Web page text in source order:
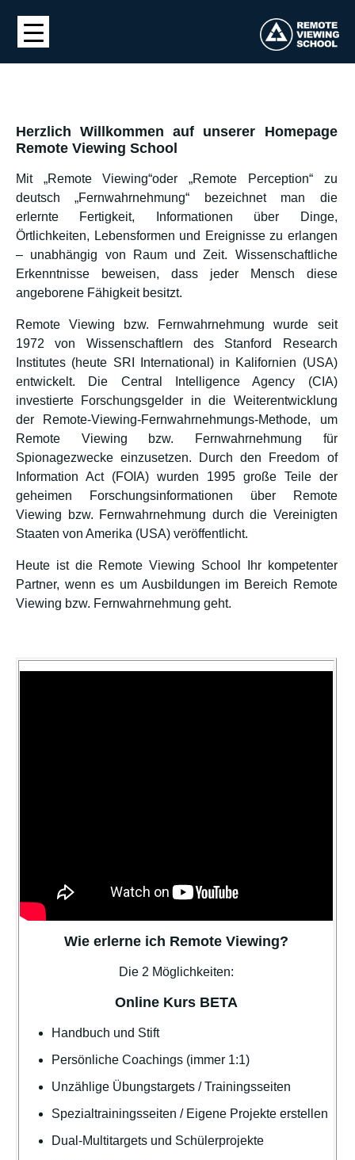
Herzlich Willkommen auf unserer Homepage
Remote Viewing School
Mit „Remote Viewing“oder „Remote Perception“ zu
deutsch „Fernwahrnehmung“ bezeichnet man die
erlernte Fertigkeit, Informationen über Dinge,
Örtlichkeiten, Lebensformen und Ereignisse zu erlangen
– unabhängig von Raum und Zeit. Wissenschaftliche
Erkenntnisse beweisen, dass jeder Mensch diese
angeborene Fähigkeit besitzt.
Remote Viewing bzw. Fernwahrnehmung wurde seit
1972 von Wissenschaftlern des Stanford Research
Institutes (heute SRI International) in Kalifornien (USA)
entwickelt. Die Central Intelligence Agency (CIA)
investierte Forschungsgelder in die Weiterentwicklung
der Remote-Viewing-Fernwahrnehmungs-Methode, um
Remote Viewing bzw. Fernwahrnehmung für
Spionagezwecke einzusetzen. Durch den Freedom of
Information Act (FOIA) wurden 1995 große Teile der
geheimen Forschungsinformationen über Remote
Viewing bzw. Fernwahrnehmung durch die Vereinigten
Staaten von Amerika (USA) veröffentlicht.
Heute ist die Remote Viewing School Ihr kompetenter
Partner, wenn es um Ausbildungen im Bereich Remote
Viewing bzw. Fernwahrnehmung geht.
Wie erlerne ich Remote Viewing?
Die 2 Möglichkeiten:
Online Kurs BETA
Handbuch und Stift
Persönliche Coachings (immer 1:1)
Unzählige Übungstargets / Trainingsseiten
Spezialtrainingsseiten / Eigene Projekte erstellen
Dual-Multitargets und Schülerprojekte